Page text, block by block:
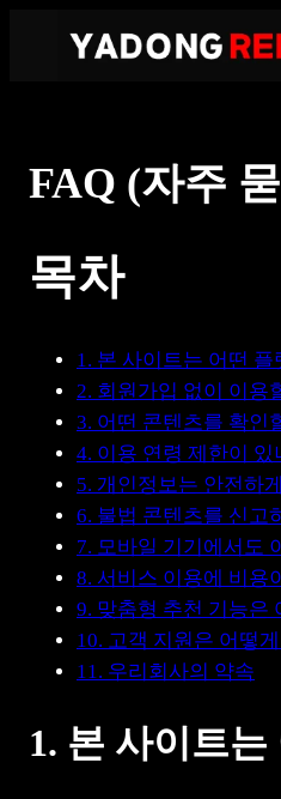
FAQ (자주
목차
1. 본 사이트는 어떤 플
2. 회원가입 없이 이용
3. 어떤 콘텐츠를 확인
4. 이용 연령 제한이 있
5. 개인정보는 안전하
6. 불법 콘텐츠를 신고
7. 모바일 기기에서도
8. 서비스 이용에 비용
9. 맞춤형 추천 기능은
10. 고객 지원은 어떻
11. 우리회사의 약속
1. 본 사이트